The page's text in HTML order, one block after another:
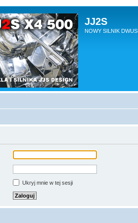
JJ2S
NOWY SILNIK
Ukryj mnie w tej sesji